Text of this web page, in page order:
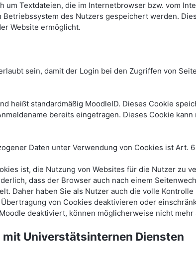
um Textdateien, die im Internetbrowser bzw. vom
Betriebssystem des Nutzers gespeichert werden.
Website ermöglicht.
sein, damit der Login bei den Zugriffen von
heißt standardmäßig MoodleID. Dieses Cookie
bereits eingetragen. Dieses Cookie
Daten unter Verwendung von Cookies ist Art. 6
ist, die Nutzung von Websites für die Nutzer zu
dass der Browser auch nach einem
Daher haben Sie als Nutzer auch die volle
von Cookies deaktivieren oder
deaktiviert, können möglicherweise nicht
Universtätsinternen Diensten